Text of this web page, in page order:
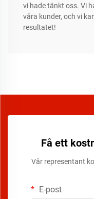
vi hade tänkt oss. Vi
våra kunder, och vi
resultatet!
Få ett
Vår representant
E-post